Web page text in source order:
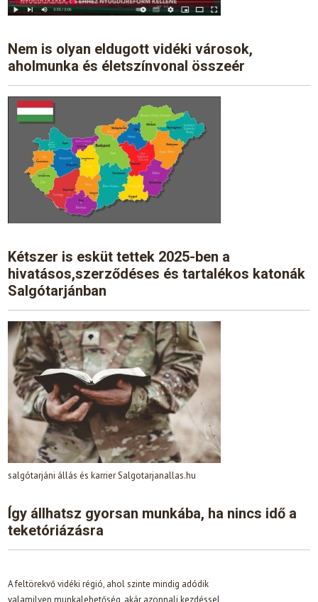
Nem is olyan eldugott vidéki városok,
aholmunka és életszínvonal összeér
Kétszer is esküt tettek 2025-ben a
hivatásos,szerződéses és tartalékos katonák
Salgótarjánban
salgótarjáni állás és karrier Salgotarjanallas.hu
Így állhatsz gyorsan munkába, ha nincs idő a
teketóriázásra
A feltörekvő vidéki régió, ahol szinte mindig adódik
valamilyen munkalehetőség, akár azonnali kezdéssel